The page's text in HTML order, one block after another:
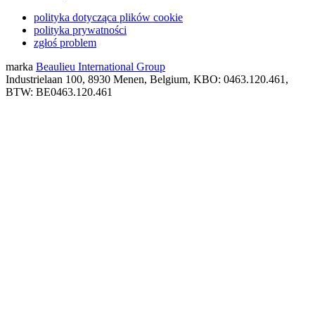
polityka dotycząca plików cookie
polityka prywatności
zgłoś problem
marka Beaulieu International Group
Industrielaan 100, 8930 Menen, Belgium, KBO: 0463.120.461,
BTW: BE0463.120.461